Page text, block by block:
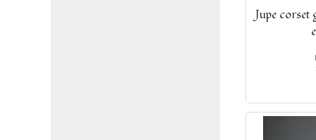
Jupe corset